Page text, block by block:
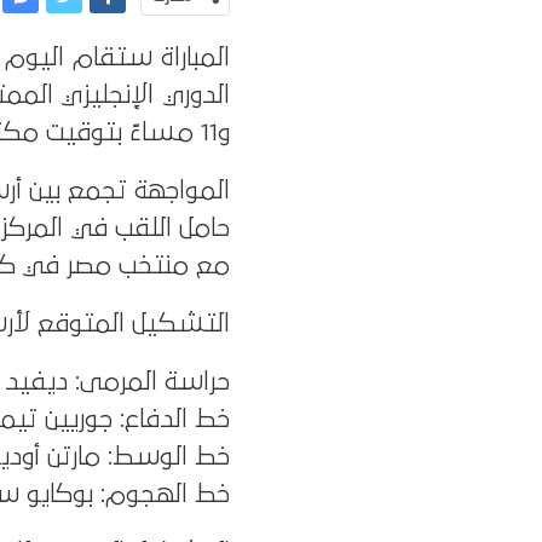
و11 مساءً بتوقيت مكة، وتنقل عبر شبكة beIN SPORTS HD1.
مع منتخب مصر في
التشكيل المتوقع
حراسة المرمى: ديفيد
خط الدفاع: جوريين
خط الوسط: مارتن
خط الهجوم: بوكايو